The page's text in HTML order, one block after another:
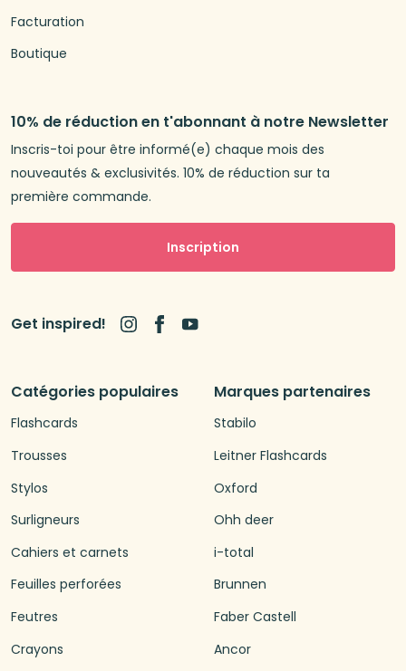
Catégories populaires
Flashcards
Trousses
Stylos
Surligneurs
Cahiers et carnets
Feuilles perforées
Feutres
Crayons
Marques partenaires
Stabilo
Leitner Flashcards
Oxford
Ohh deer
i-total
Brunnen
Faber Castell
Ancor
Facturation
Boutique
10% de réduction en t'abonnant à notre Newsletter
Inscris-toi pour être informé(e) chaque mois des
nouveautés & exclusivités. 10% de réduction sur ta
première commande.
Inscription
Get inspired!